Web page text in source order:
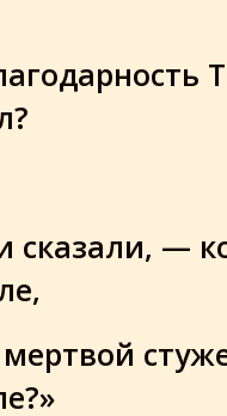
сказали, —